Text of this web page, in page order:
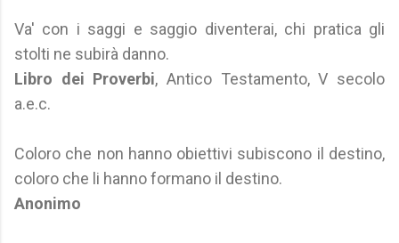
Va' con i saggi e saggio diventerai, chi pratica gli
stolti ne subirà danno.
Libro dei Proverbi, Antico Testamento, V secolo
a.e.c.
Coloro che non hanno obiettivi subiscono il destino,
coloro che li hanno formano il destino.
Anonimo